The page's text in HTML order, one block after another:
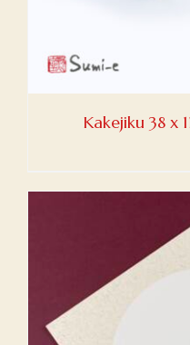
Kakejiku 38 x